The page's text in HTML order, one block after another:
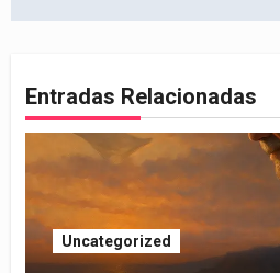
Entradas Relacionadas
Uncategorized